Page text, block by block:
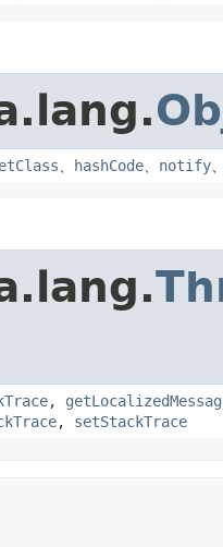
、 hashCode、 notify
,
, setStackTrace